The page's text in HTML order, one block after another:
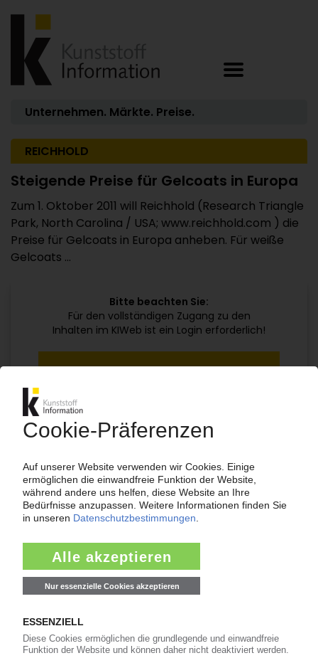
Unternehmen. Märkte. Preise.
REICHHOLD
Steigende Preise für Gelcoats in Europa
Zum 1. Oktober 2011 will Reichhold (Research Triangle
Park, North Carolina / USA; www.reichhold.com ) die
Preise für Gelcoats in Europa anheben. Für weiße
Gelcoats ...
Bitte beachten Sie:
Für den vollständigen Zugang zu den
Inhalten im KIWeb ist ein Login erforderlich!
Ihr KI Zugang
ab99€/Monat
Jetzt kostenlos testen
Bereits KI-Abonnent? Jetzt
anmelden!